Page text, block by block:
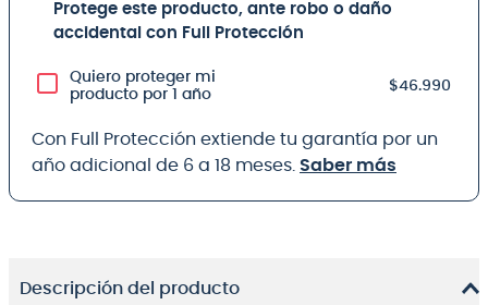
Protege este producto, ante robo o daño
accidental con Full Protección
Quiero proteger mi
producto por 1 año
$46.990
Con Full Protección extiende tu garantía por un
año adicional de 6 a 18 meses. Saber más
Descripción del producto